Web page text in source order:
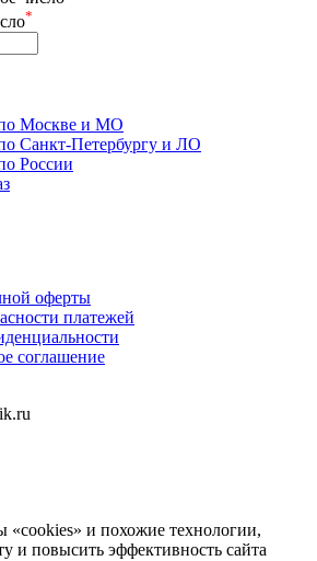
*
по Москве и МО
Санкт-Петербургу и ЛО
России
оферты
платежей
соглашение
и похожие технологии,
и повысить эффективность сайта